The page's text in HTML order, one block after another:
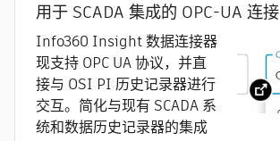
用于 SCADA 集成的 OPC-UA 连接
Info360 Insight 数据连接器
现支持 OPC UA 协议，并直
接与 OSI PI 历史记录器进行
交互。简化与现有 SCADA 系
统和数据历史记录器的集成